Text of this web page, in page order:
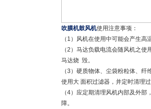
吹膜机鼓风机使用注意事项：
（1）风机在使用中可能会产生
（2）马达负载电流会随风机之
马达烧 毁。
（3）硬质物体、尘袋粉粒体、
使用大 面积过滤器，并定时清理
（4）应定期清理风机内部及外
障。